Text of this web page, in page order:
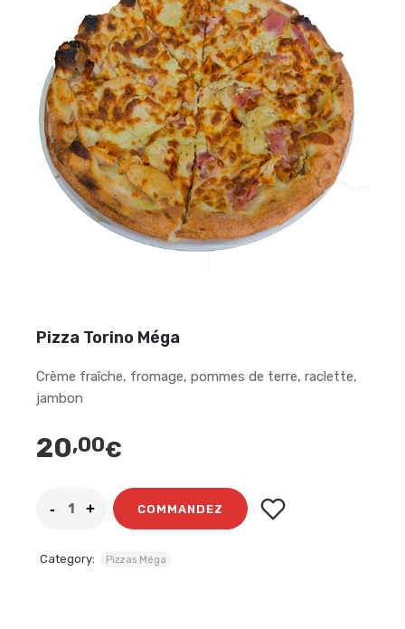
Pizza Torino Méga
Crème fraîche, fromage, pommes de terre, raclette,
jambon
20,00€
COMMANDEZ
Category: Pizzas Méga